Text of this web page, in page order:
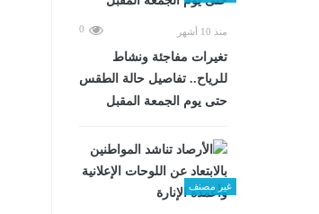
منذ 10 أشهر 0
تغيرات مفاجئة ونشاط
للرياح.. تفاصيل حالة الطقس
حتى يوم الجمعة المقبل
غير مصنف